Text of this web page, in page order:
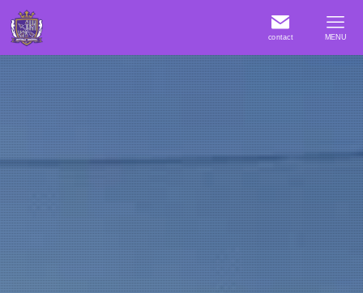
contact MENU